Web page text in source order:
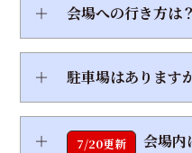
＋ 会場への行き方は？
＋ 駐車場はあります
＋ 7/20更新 会場内